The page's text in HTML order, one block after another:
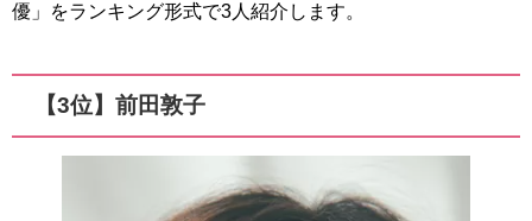
優」をランキング形式で3人紹介します。
【3位】前田敦子